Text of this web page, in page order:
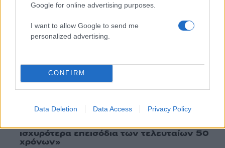
Google for online advertising purposes.
I want to allow Google to send me
personalized advertising.
CONFIRM
Data Deletion Data Access Privacy Policy
Συγκίνηση στο τελευταίο αντίο στον Λάκη
κλαρίνα αποχαιρέτησαν την εμβληματική
φωνή της μεταπολίτευσης
αδελφής του, Λένας
4Ποιος είναι ο ελληνοκύπριος Sir Ντέμης
Χασάμπης: Από το σκάκι, στο Νόμπελ
Το πολωμένο μελτέμι που τροφοδότησε τις
φωτιές σε Αττική και Βοιωτία: «Από τα
ισχυρότερα επεισόδια των τελευταίων 50
χρόνων»